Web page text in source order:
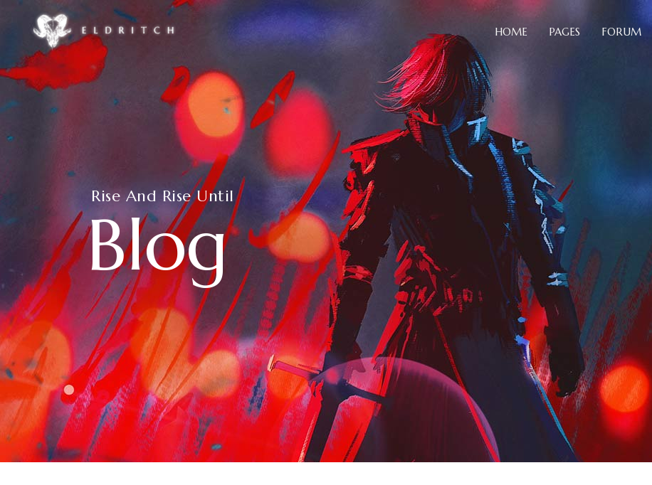
HOME PAGES FORUM
Contact Form
Icon With Text
Separators
Tabs
Google Maps
Countdown
Counters
Pie Charts
Progress Bar
Process
Image Gallery
Blog Slider
Card Slider
Portfolio List
Team
Testimonials
Video Button
Comparison Pricing Tables
Highlights
Icon List
Accordions & Toggles
Buttons
Icon With Text
Google Maps
Countdown
Counters
Pie Charts
Progress Bar
Process
Image Gallery
Blog Slider
Card Slider
Portfolio List
Team
Testimonials
Video Button
Comparison Pricing Tables
Rise And Rise Until
Blog